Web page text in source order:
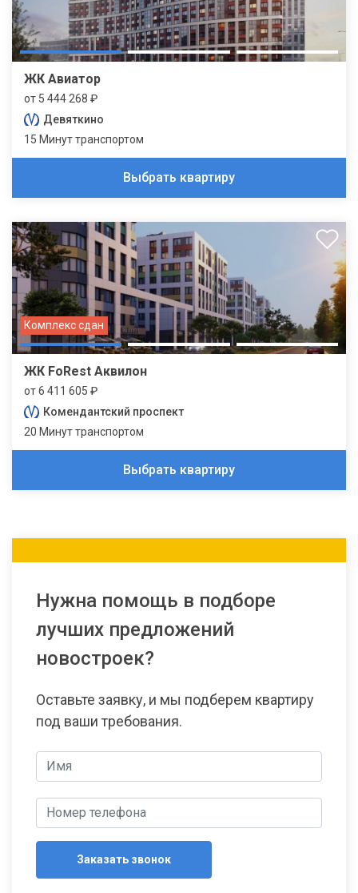
ЖК Авиатор
от 5 444 268 ₽
Девяткино
15 Минут транспортом
Выбрать квартиру
Комплекс сдан
ЖК FoRest Аквилон
от 6 411 605 ₽
Комендантский проспект
20 Минут транспортом
Выбрать квартиру
Нужна помощь в подборе
лучших предложений
новостроек?
Оставьте заявку, и мы подберем квартиру
под ваши требования.
Заказать звонок